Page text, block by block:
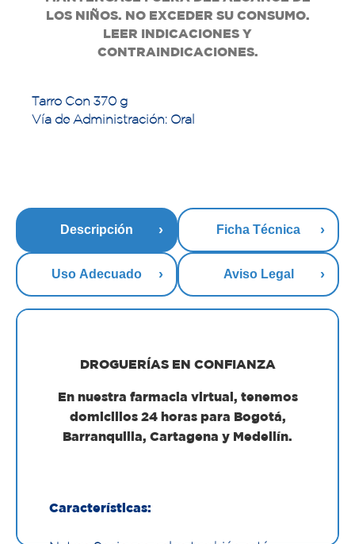
LOS NIÑOS. NO EXCEDER SU CONSUMO.
LEER INDICACIONES Y
CONTRAINDICACIONES.
Tarro Con 370 g
Vía de Administración: Oral
Descripción Ficha Técnica
Uso Adecuado Aviso Legal
DROGUERÍAS EN CONFIANZA
En nuestra farmacia virtual, tenemos
domicilios 24 horas para Bogotá,
Barranquilla, Cartagena y Medellín.
Características: